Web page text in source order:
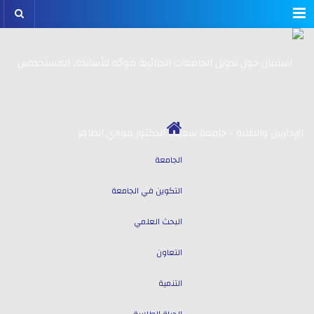
Menu
الجامعة
التكوين في الجامعة
البحث العلمي
التعاون
التنمية